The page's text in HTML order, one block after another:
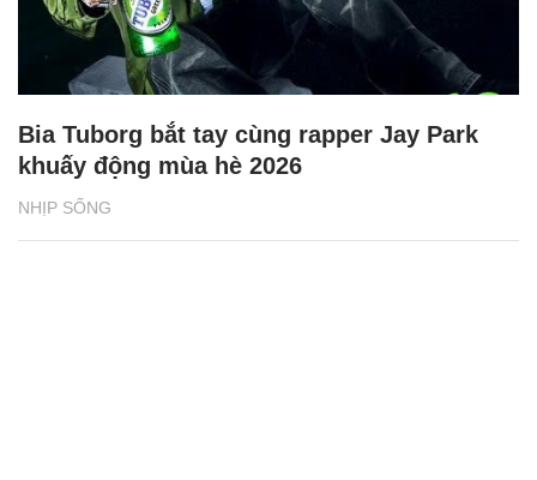
NHỊP SỐNG
Bia Tuborg bắt tay cùng rapper Jay Park
khuấy động mùa hè 2026